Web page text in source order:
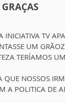
INICIATIVA TV
UM
TERÍAMOS
QUE NOSSOS
A POLITICA DE